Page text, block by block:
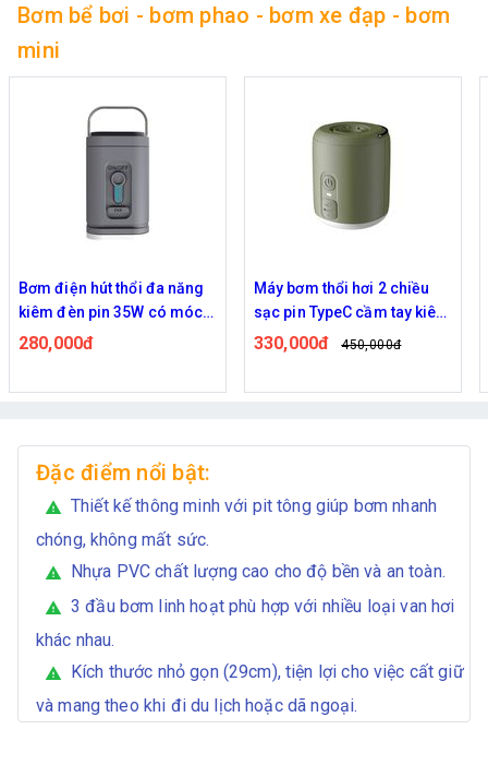
Bơm bể bơi - bơm phao - bơm xe đạp - bơm
mini
Bơm điện hút thổi đa năng
kiêm đèn pin 35W có móc
treo 2400mAh
280,000đ
Máy bơm thổi hơi 2 chiều
sạc pin TypeC cầm tay kiêm
đèn cắm trại cầm tay đa
330,000đ 450,000đ
Đặc điểm nổi bật:
warning
Thiết kế thông minh với pit tông giúp bơm nhanh
chóng, không mất sức.
warning Nhựa PVC chất lượng cao cho độ bền và an toàn.
warning
3 đầu bơm linh hoạt phù hợp với nhiều loại van hơi
khác nhau.
warning
Kích thước nhỏ gọn (29cm), tiện lợi cho việc cất giữ
và mang theo khi đi du lịch hoặc dã ngoại.